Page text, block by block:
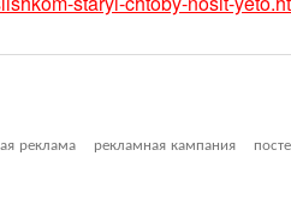
реклама рекламная кампания